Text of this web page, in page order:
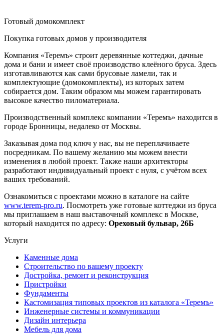
Готовый домокомплект
Покупка готовых домов у производителя
Компания «Теремъ» строит деревянные коттеджи, дачные
дома и бани и имеет своё производство клеёного бруса. Здесь
изготавливаются как сами брусовые ламели, так и
комплектующие (домокомплекты), из которых затем
собирается дом. Таким образом мы можем гарантировать
высокое качество пиломатериала.
Производственный комплекс компании «Теремъ» находится в
городе Бронницы, недалеко от Москвы.
Заказывая дома под ключ у нас, вы не переплачиваете
посредникам. По вашему желанию мы можем внести
изменения в любой проект. Также наши архитекторы
разработают индивидуальный проект с нуля, с учётом всех
ваших требований.
Ознакомиться с проектами можно в каталоге на сайте
www.terem-pro.ru. Посмотреть уже готовые коттеджи из бруса
мы приглашаем в наш выставочный комплекс в Москве,
который находится по адресу: Ореховый бульвар, 26Б
Услуги
Каменные дома
Строительство по вашему проекту
Достройка, ремонт и реконструкция
Пристройки
Фундаменты
Кастомизация типовых проектов из каталога «Теремъ»
Инженерные системы и коммуникации
Дизайн интерьера
Мебель для дома